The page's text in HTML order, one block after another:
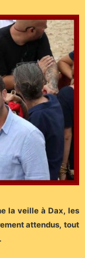
la veille à Dax, les
attendus, tout